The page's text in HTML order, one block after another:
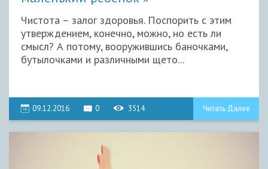
Чистота – залог здоровья. Поспорить с этим
утверждением, конечно, можно, но есть ли
смысл? А потому, вооружившись баночками,
бутылочками и различными щето...
09.12.2016 0 3514 Читать Далее